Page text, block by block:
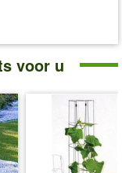
voor u